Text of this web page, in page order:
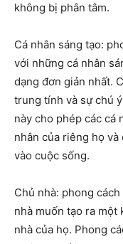
không bị phân tâm.
Cá nhân sáng tạo:
với những cá nhân
dạng đơn giản nhất.
trung tính và sự chú
này cho phép các cá
nhân của riêng họ
vào cuộc sống.
Chủ nhà: phong
nhà muốn tạo ra một
nhà của họ. Phong